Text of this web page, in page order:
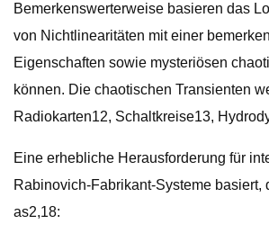
Bemerkenswerterweise basieren das
von Nichtlinearitäten mit einer
Eigenschaften sowie mysteriösen
können. Die chaotischen Transienten
Radiokarten12, Schaltkreise13,
Eine erhebliche Herausforderung für
Rabinovich-Fabrikant-Systeme
as2,18: